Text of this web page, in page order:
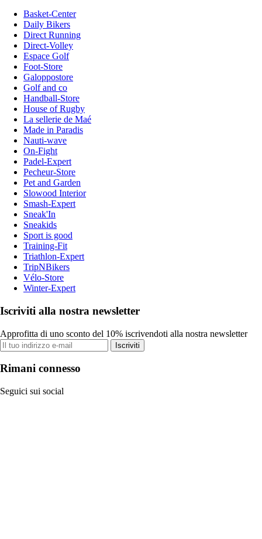
Basket-Center
Daily Bikers
Direct Running
Direct-Volley
Espace Golf
Foot-Store
Galoppostore
Golf and co
Handball-Store
House of Rugby
La sellerie de Maé
Made in Paradis
Nauti-wave
On-Fight
Padel-Expert
Pecheur-Store
Pet and Garden
Slowood Interior
Smash-Expert
Sneak'In
Sneakids
Sport is good
Training-Fit
Triathlon-Expert
TripNBikers
Vélo-Store
Winter-Expert
Iscriviti alla nostra newsletter
Approfitta di uno sconto del 10% iscrivendoti alla nostra newsletter
Iscriviti
Rimani connesso
Seguici sui social